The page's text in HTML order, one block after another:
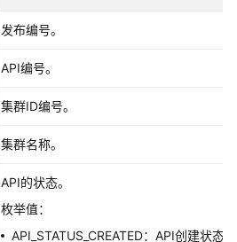
发布编号。
API编号。
集群ID编号。
集群名称。
API的状态。
枚举值：
API_STATUS_CREATED：API创建状态